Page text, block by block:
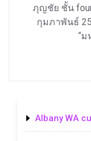
ภุญชัย ชั้น
กุมภาพันธ์
“
Albany WA